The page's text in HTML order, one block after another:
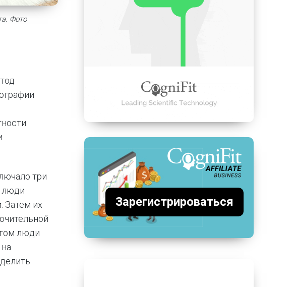
Фото
три
люди
Затем их
люди
Зарегистрироваться